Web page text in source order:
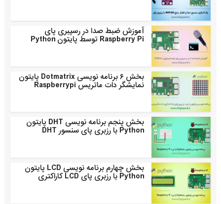
آموزش ضبط صدا در رسپبری پای
Raspberry Pi توسط پایتون Python
بخش ۶ برنامه نویسی Dotmatrix پایتون
نمایشگر دات ماتریس Raspberrypi
بخش پنجم برنامه نویسی DHT پایتون
Python با رزبری پای سنسور DHT
بخش چهارم برنامه نویسی LCD پایتون
Python با رزبری پای LCD کاراکتری